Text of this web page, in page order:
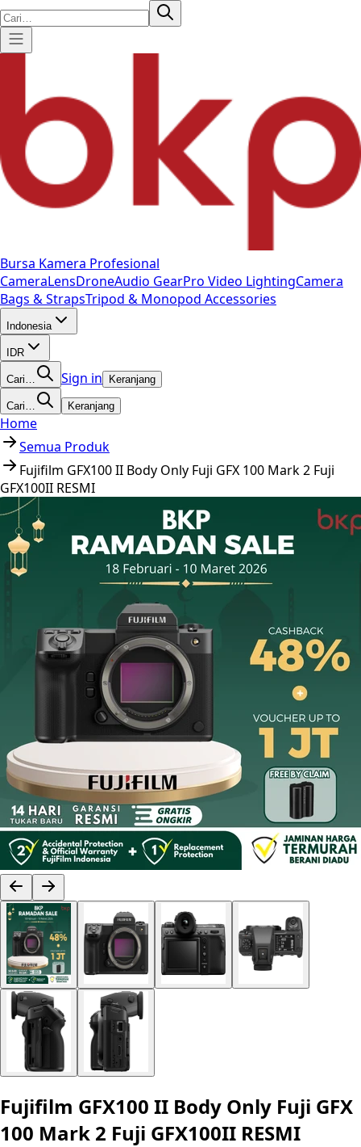
Bursa Kamera Profesional
CameraLensDroneAudio GearPro Video LightingCamera
Bags & StrapsTripod & Monopod Accessories
Indonesia
IDR
Cari… Sign in Keranjang
Cari… Keranjang
Home
Semua Produk
Fujifilm GFX100 II Body Only Fuji GFX 100 Mark 2 Fuji
GFX100II RESMI
Fujifilm GFX100 II Body Only Fuji GFX
100 Mark 2 Fuji GFX100II RESMI